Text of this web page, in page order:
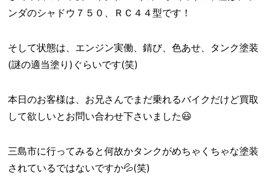
ンダのシャドウ７５０、ＲＣ４４型です！
そして状態は、エンジン実働、錆び、色あせ、タンク塗装
(謎の適当塗り)ぐらいです(笑)
本日のお客様は、お兄さんでまだ乗れるバイクだけど買取
して欲しいとお問い合わせ下さいました😃
三島市に行ってみると何故かタンクがめちゃくちゃな塗装
されているではないですか💦(笑)